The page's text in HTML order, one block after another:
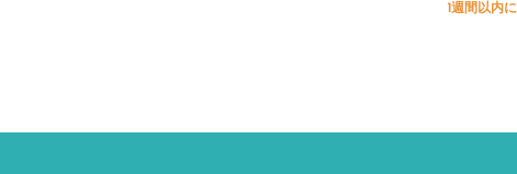
1週間以内